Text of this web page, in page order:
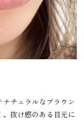
チュラルなブラウン
抜け感のある目元に